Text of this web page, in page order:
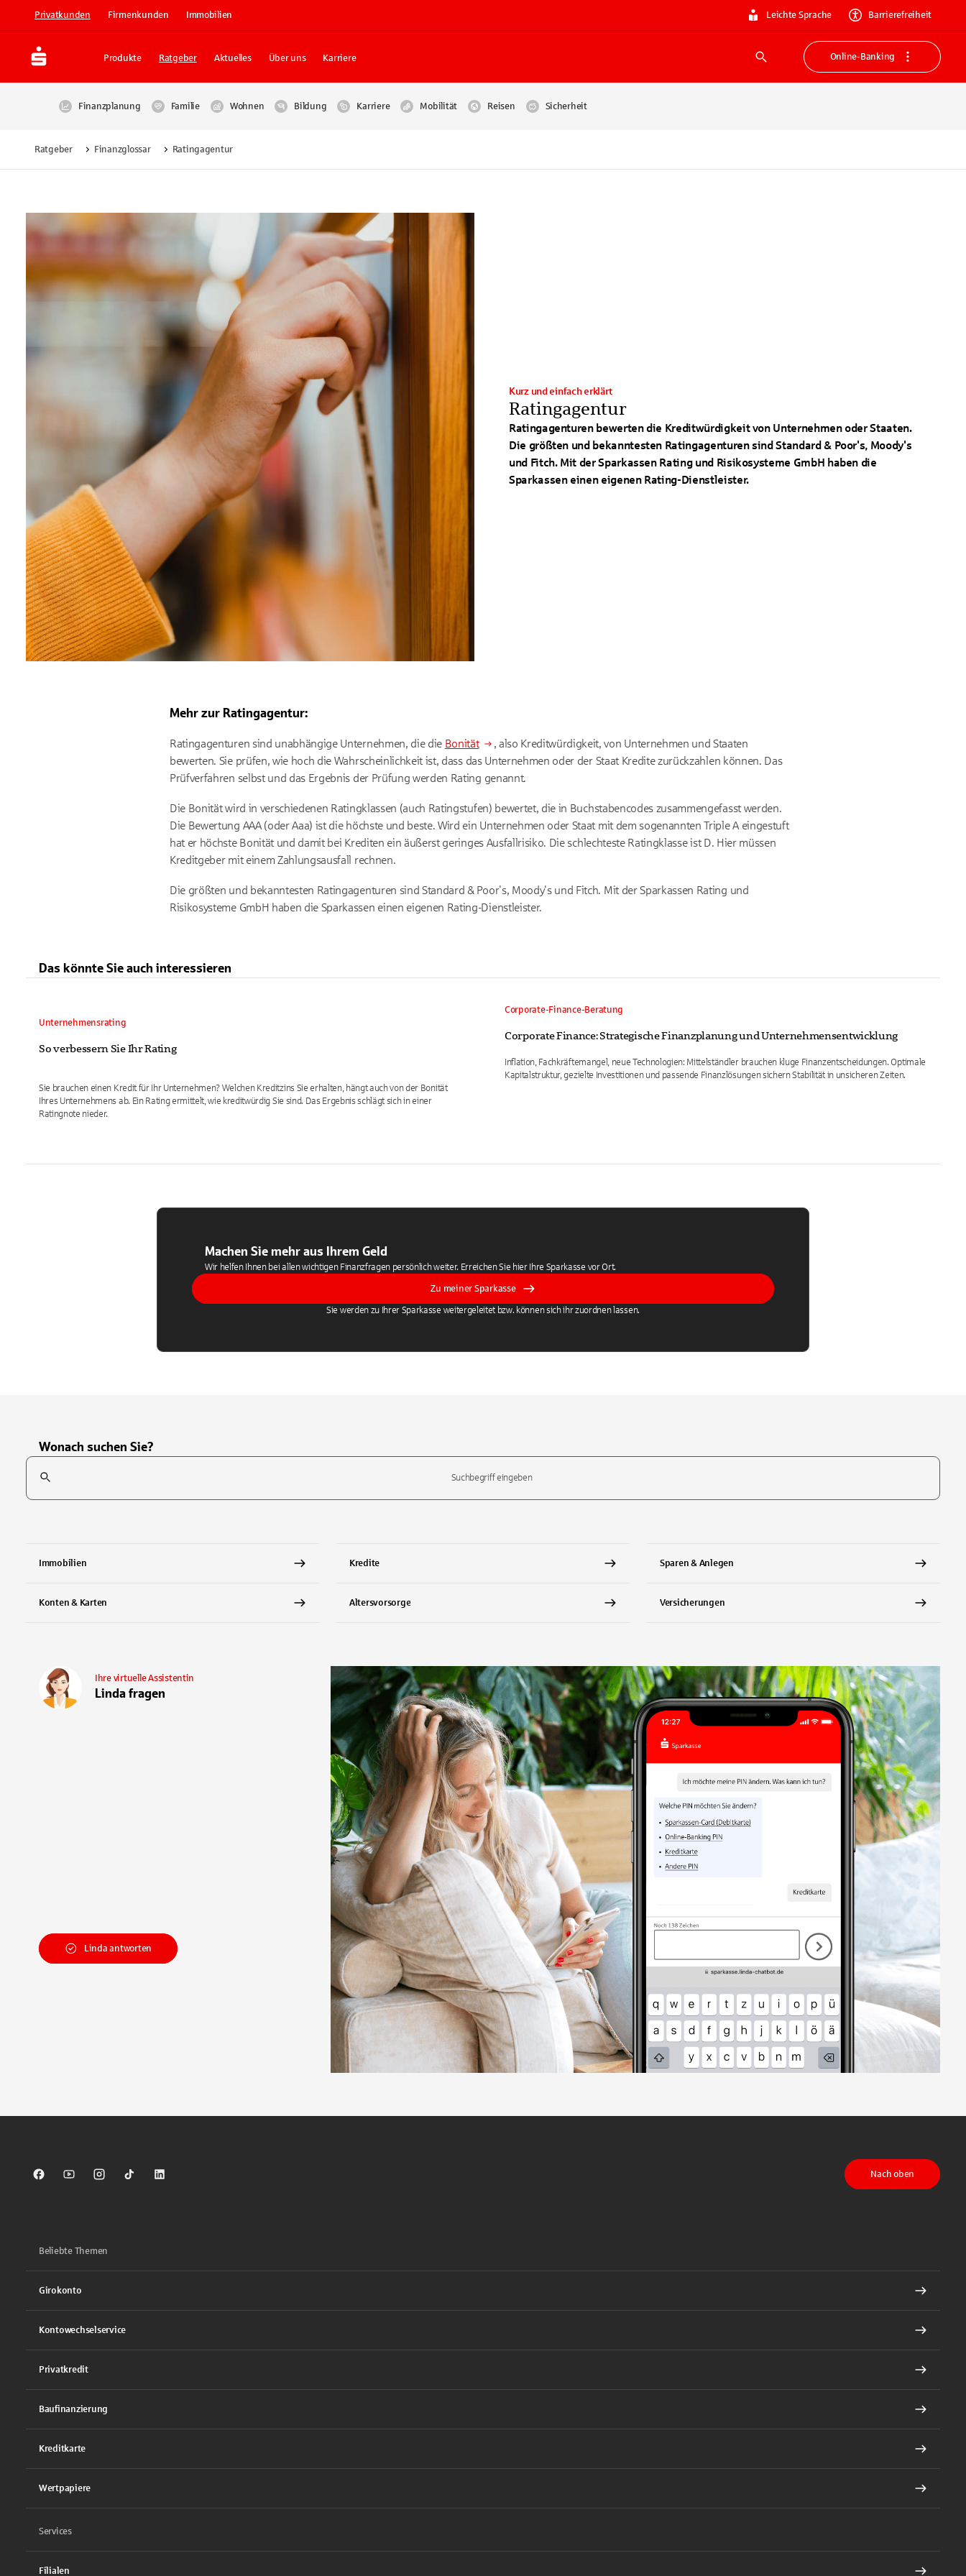
Privatkunden Firmenkunden Immobilien Leichte Sprache Barrierefreiheit
Produkte Ratgeber Aktuelles Über uns Karriere
Suche
Online-Banking
Finanzplanung Familie Wohnen Bildung Karriere Mobilität Reisen Sicherheit
Ratgeber Finanzglossar Ratingagentur
Ratingagentur
Kurz und einfach erklärt
Ratingagenturen bewerten die Kreditwürdigkeit von Unternehmen oder Staaten.
Die größten und bekanntesten Ratingagenturen sind Standard & Poor's, Moody's
und Fitch. Mit der Sparkassen Rating und Risikosysteme GmbH haben die
Sparkassen einen eigenen Rating-Dienstleister.
Mehr zur Ratingagentur:
Ratingagenturen sind unabhängige Unternehmen, die die Bonität
, also Kreditwürdigkeit, von Unternehmen und Staaten
bewerten. Sie prüfen, wie hoch die Wahrscheinlichkeit ist, dass das Unternehmen oder der Staat Kredite zurückzahlen können. Das
Prüfverfahren selbst und das Ergebnis der Prüfung werden Rating genannt.
Die Bonität wird in verschiedenen Ratingklassen (auch Ratingstufen) bewertet, die in Buchstabencodes zusammengefasst werden.
Die Bewertung AAA (oder Aaa) ist die höchste und beste. Wird ein Unternehmen oder Staat mit dem sogenannten Triple A eingestuft
hat er höchste Bonität und damit bei Krediten ein äußerst geringes Ausfallrisiko. Die schlechteste Ratingklasse ist D. Hier müssen
Kreditgeber mit einem Zahlungsausfall rechnen.
Die größten und bekanntesten Ratingagenturen sind Standard & Poor's, Moody's und Fitch. Mit der Sparkassen Rating und
Risikosysteme GmbH haben die Sparkassen einen eigenen Rating-Dienstleister.
Das könnte Sie auch interessieren
Unternehmensrating
So verbessern Sie Ihr Rating
Sie brauchen einen Kredit für Ihr Unternehmen? Welchen Kreditzins Sie erhalten, hängt auch von der Bonität
Ihres Unternehmens ab. Ein Rating ermittelt, wie kreditwürdig Sie sind. Das Ergebnis schlägt sich in einer
Ratingnote nieder.
Corporate-Finance-Beratung
Corporate Finance: Strategische Finanzplanung und Unternehmensentwicklung
Inflation, Fachkräftemangel, neue Technologien: Mittelständler brauchen kluge Finanzentscheidungen. Optimale
Kapitalstruktur, gezielte Investitionen und passende Finanzlösungen sichern Stabilität in unsicheren Zeiten.
Machen Sie mehr aus Ihrem Geld
Wir helfen Ihnen bei allen wichtigen Finanzfragen persönlich weiter. Erreichen Sie hier Ihre Sparkasse vor Ort.
Zu meiner Sparkasse
Sie werden zu Ihrer Sparkasse weitergeleitet bzw. können sich ihr zuordnen lassen.
Wonach suchen Sie?
Suchfeld
Immobilien
Konten & Karten
Kredite
Altersvorsorge
Sparen & Anlegen
Versicherungen
Linda fragen
Ihre virtuelle Assistentin
Linda antworten
Sparkasse auf Facebook
Sparkasse auf Youtube
Sparkasse auf Instagram
Sparkasse auf TikTok
Sparkasse auf LinkedIn
Nach oben
Beliebte Themen
Girokonto
Kontowechselservice
Privatkredit
Baufinanzierung
Kreditkarte
Wertpapiere
Services
Filialen